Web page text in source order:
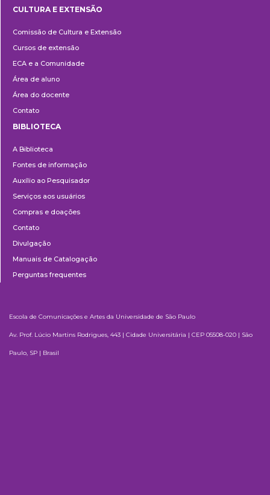
e
Extensão
CULTURA E EXTENSÃO
Comissão de Cultura e Extensão
Cursos de extensão
ECA e a Comunidade
Área de aluno
Área do docente
Contato
BIBLIOTECA
A Biblioteca
Fontes de informação
Auxílio ao Pesquisador
Serviços aos usuários
Compras e doações
Contato
Divulgação
Manuais de Catalogação
Perguntas frequentes
Escola de Comunicações e Artes da Universidade de São Paulo
Av. Prof. Lúcio Martins Rodrigues, 443 | Cidade Universitária | CEP 05508-020 | São
Paulo, SP | Brasil